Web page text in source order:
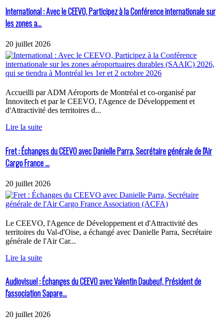
International : Avec le CEEVO, Participez à la Conférence internationale sur
les zones a...
20 juillet 2026
Accueilli par ADM Aéroports de Montréal et co-organisé par
Innovitech et par le CEEVO, l'Agence de Développement et
d'Attractivité des territoires d...
Lire la suite
Fret : Échanges du CEEVO avec Danielle Parra, Secrétaire générale de l'Air
Cargo France ...
20 juillet 2026
Le CEEVO, l'Agence de Développement et d'Attractivité des
territoires du Val-d'Oise, a échangé avec Danielle Parra, Secrétaire
générale de l'Air Car...
Lire la suite
Audiovisuel : Échanges du CEEVO avec Valentin Daubeuf, Président de
l'association Sapare...
20 juillet 2026